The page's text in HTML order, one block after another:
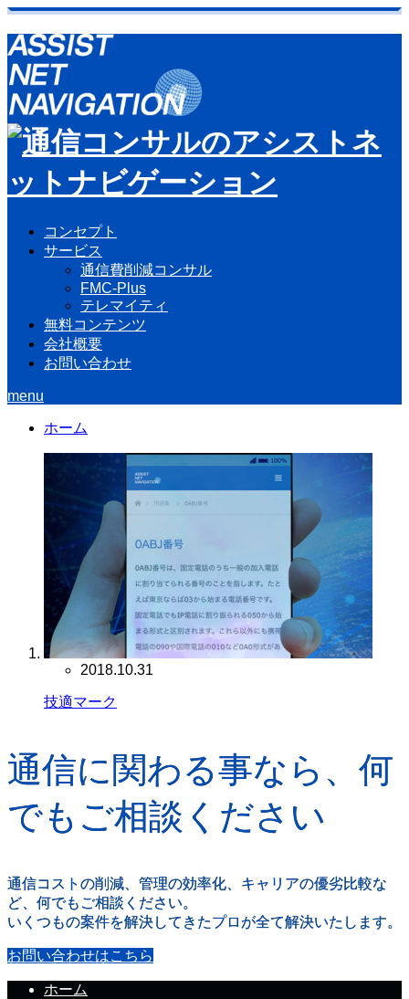
コンセプト
サービス
通信費削減コンサル
FMC-Plus
テレマイティ
無料コンテンツ
会社概要
お問い合わせ
menu
ホーム
2018.10.31
技適マーク
通信に関わる事なら、何
でもご相談ください
通信コストの削減、管理の効率化、キャリアの優劣比較な
ど、何でもご相談ください。
いくつもの案件を解決してきたプロが全て解決いたします。
お問い合わせはこちら
ホーム